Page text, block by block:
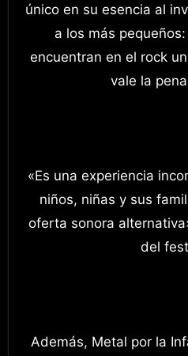
único en su esencia al
a los más
encuentran en el rock
vale la
«Es una experiencia
niños, niñas y sus
oferta sonora
del
Además, Metal por la